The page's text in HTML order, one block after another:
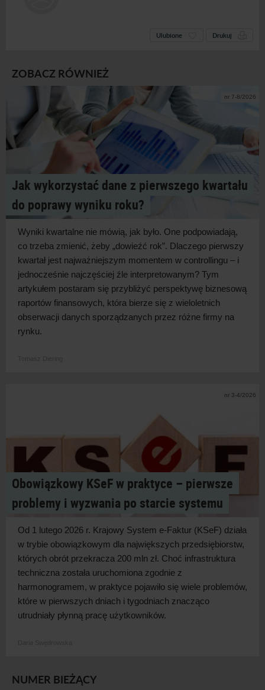
Ulubione Drukuj
ZOBACZ RÓWNIEŻ
nr 7-8/2026
Jak wykorzystać dane z pierwszego kwartału
do poprawy wyniku roku?
Wyniki kwartalne nie mówią, jak było. One podpowiadają,
co trzeba zmienić, żeby „dowieźć rok”. Dlaczego pierwszy
kwartał jest najważniejszym momentem w controllingu – i
jednocześnie najczęściej źle interpretowanym? Tym
artykułem postaram się przybliżyć perspektywę biznesową
raportów finansowych, która bierze się z wieloletnich
obserwacji danych sporządzanych przez różne firmy na
rynku.
nr 3-4/2026
Obowiązkowy KSeF w praktyce – pierwsze
problemy i wyzwania po starcie systemu
Od 1 lutego 2026 r. Krajowy System e-Faktur (KSeF) działa
w trybie obowiązkowym dla największych przedsiębiorstw,
których obrót przekracza 200 mln zł. Choć infrastruktura
techniczna została uruchomiona zgodnie z
harmonogramem, w praktyce pojawiło się wiele problemów,
które w pierwszych dniach i tygodniach znacząco
utrudniały płynną pracę użytkowników.
NUMER BIEŻĄCY